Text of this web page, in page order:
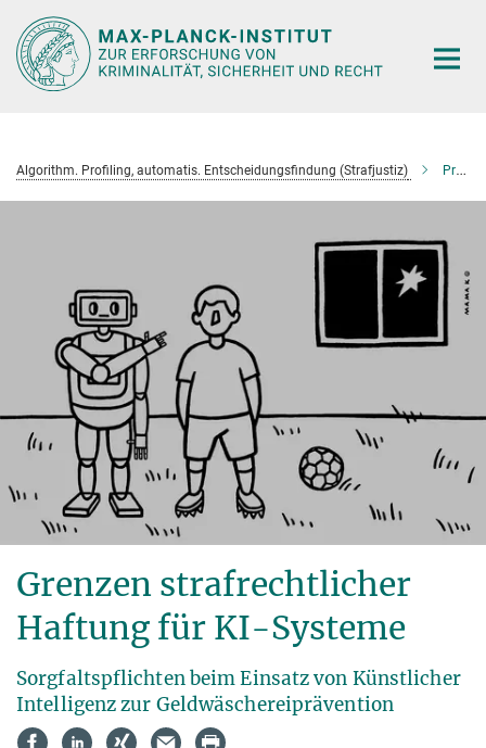
Hauptinhalt
Algorithm. Profiling, automatis. Ent­schei­dungs­findung (Strafjustiz) Projekte
Grenzen strafrechtlicher
Haftung für KI-Systeme
Sorgfaltspflichten beim Einsatz von Künstlicher
Intelligenz zur Geldwäscherei­prä­ven­tion